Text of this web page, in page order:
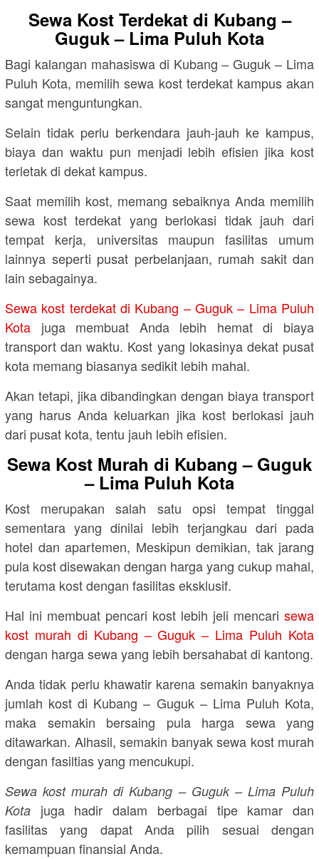
Sewa Kost Terdekat di Kubang –
Guguk – Lima Puluh Kota
Bagi kalangan mahasiswa di Kubang – Guguk – Lima
Puluh Kota, memilih sewa kost terdekat kampus akan
sangat menguntungkan.
Selain tidak perlu berkendara jauh-jauh ke kampus,
biaya dan waktu pun menjadi lebih efisien jika kost
terletak di dekat kampus.
Saat memilih kost, memang sebaiknya Anda memilih
sewa kost terdekat yang berlokasi tidak jauh dari
tempat kerja, universitas maupun fasilitas umum
lainnya seperti pusat perbelanjaan, rumah sakit dan
lain sebagainya.
Sewa kost terdekat di Kubang – Guguk – Lima Puluh
Kota juga membuat Anda lebih hemat di biaya
transport dan waktu. Kost yang lokasinya dekat pusat
kota memang biasanya sedikit lebih mahal.
Akan tetapi, jika dibandingkan dengan biaya transport
yang harus Anda keluarkan jika kost berlokasi jauh
dari pusat kota, tentu jauh lebih efisien.
Sewa Kost Murah di Kubang – Guguk
– Lima Puluh Kota
Kost merupakan salah satu opsi tempat tinggal
sementara yang dinilai lebih terjangkau dari pada
hotel dan apartemen, Meskipun demikian, tak jarang
pula kost disewakan dengan harga yang cukup mahal,
terutama kost dengan fasilitas eksklusif.
Hal ini membuat pencari kost lebih jeli mencari sewa
kost murah di Kubang – Guguk – Lima Puluh Kota
dengan harga sewa yang lebih bersahabat di kantong.
Anda tidak perlu khawatir karena semakin banyaknya
jumlah kost di Kubang – Guguk – Lima Puluh Kota,
maka semakin bersaing pula harga sewa yang
ditawarkan. Alhasil, semakin banyak sewa kost murah
dengan fasiltias yang mencukupi.
Sewa kost murah di Kubang – Guguk – Lima Puluh
Kota juga hadir dalam berbagai tipe kamar dan
fasilitas yang dapat Anda pilih sesuai dengan
kemampuan finansial Anda.